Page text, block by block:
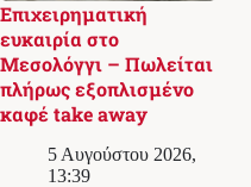
Επιχειρηματική
ευκαιρία στο
Μεσολόγγι – Πωλείται
πλήρως εξοπλισμένο
καφέ take away
5 Αυγούστου 2026,
13:39